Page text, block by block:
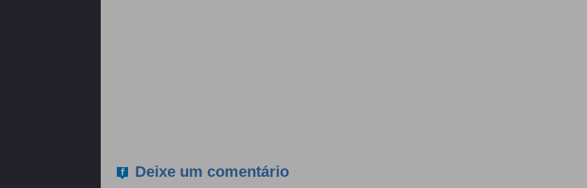
Deixe um comentário